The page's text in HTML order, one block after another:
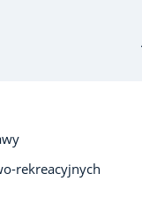
rekreacyjnych